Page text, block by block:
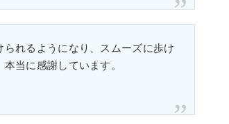
れるようになり、スムーズに歩け
当に感謝しています。